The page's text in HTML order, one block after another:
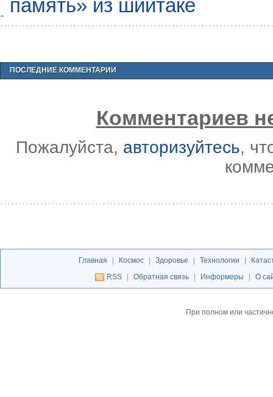
память» из шиитаке
ПОСЛЕДНИЕ КОММЕНТАРИИ
Комментариев
Пожалуйста, авторизуйтесь,
Главная | Космос | Здоровье | Технологии |
RSS
| Обратная связь | Информеры | О
При полном или